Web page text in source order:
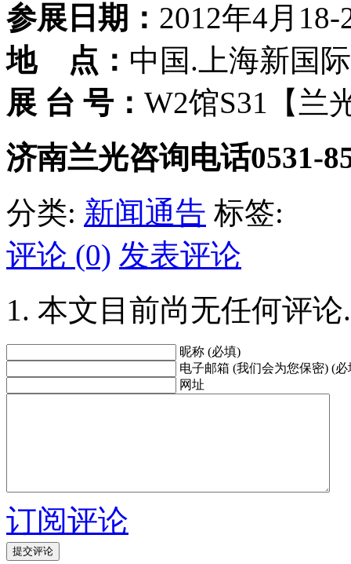
参展日期： 2012年4月18-
地 点： 中国.上海新国
展 台 号： W2馆S31【兰
济南兰光咨询电话0531-
分类: 新闻通告 标签:
评论 (0) 发表评论
本文目前尚无任何评论.
昵称 (必填)
电子邮箱 (我们会为您保密) (必
网址
订阅评论